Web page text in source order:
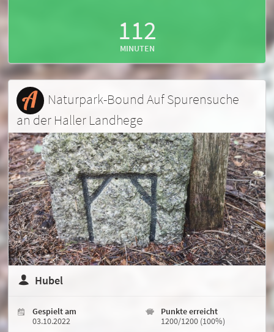
Naturpark-Bound Auf Spurensuche
an der Haller Landhege
Hubel
Gespielt am
03.10.2022
Punkte erreicht
1200/1200 (100%)
112
MINUTEN